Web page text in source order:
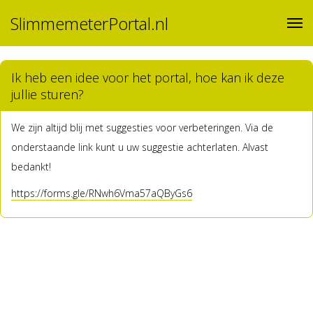
SlimmemeterPortal.nl
Ik heb een idee voor het portal, hoe kan ik deze
jullie sturen?
We zijn altijd blij met suggesties voor verbeteringen. Via de
onderstaande link kunt u uw suggestie achterlaten. Alvast
bedankt!
https://forms.gle/RNwh6Vma57aQByGs6